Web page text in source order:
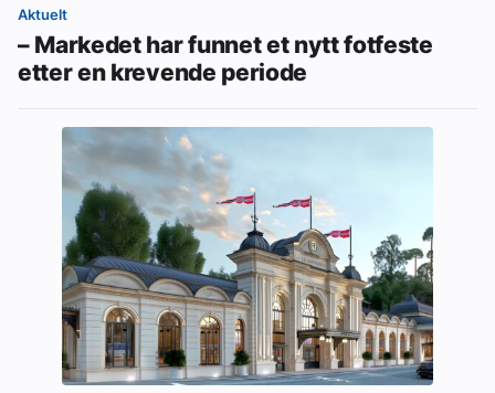
Aktuelt
– Markedet har funnet et nytt fotfeste
etter en krevende periode